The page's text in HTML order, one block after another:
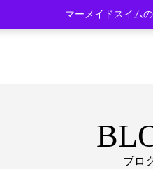
ブロ
マーメイドスイム